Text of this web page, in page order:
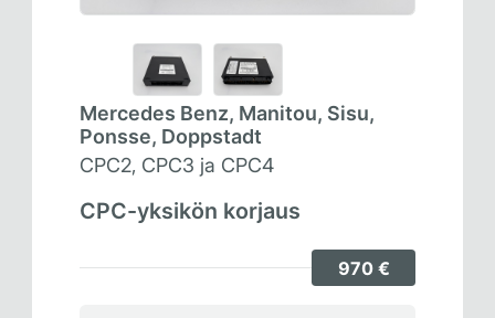
Mercedes Benz, Manitou, Sisu,
Ponsse, Doppstadt
CPC2, CPC3 ja CPC4
CPC-yksikön korjaus
970 €